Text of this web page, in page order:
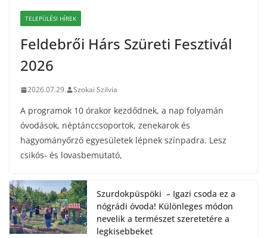
TELEPÜLÉSI HÍREK
Feldebrői Hárs Szüreti Fesztivál
2026
2026.07.29. Szokai Szilvia
A programok 10 órakor kezdődnek, a nap folyamán
óvodások, néptánccsoportok, zenekarok és
hagyományőrző egyesületek lépnek színpadra. Lesz
csikós- és lovasbemutató,
Szurdokpüspöki – Igazi csoda ez a
nógrádi óvoda! Különleges módon
nevelik a természet szeretetére a
legkisebbeket